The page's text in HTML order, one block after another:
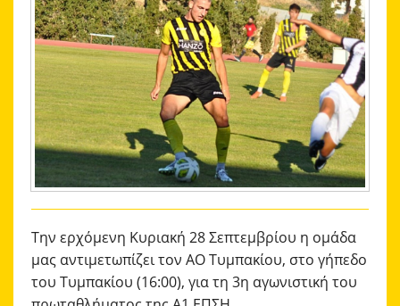
ΑΚΑΔΗΜΙΑ
ΜΠΑΣΚΕΤ
ΕΠΙΚΟΙΝΩΝΙΑ
Την ερχόμενη Κυριακή 28 Σεπτεμβρίου η ομάδα
μας αντιμετωπίζει τον ΑΟ Τυμπακίου, στο γήπεδο
του Τυμπακίου (16:00), για τη 3η αγωνιστική του